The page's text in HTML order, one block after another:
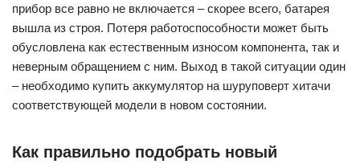
прибор все равно не включается – скорее всего, батарея
вышла из строя. Потеря работоспособности может быть
обусловлена как естественным износом компонента, так и
неверным обращением с ним. Выход в такой ситуации один
– необходимо купить аккумулятор на шуруповерт хитачи
соответствующей модели в новом состоянии.
Как правильно подобрать новый